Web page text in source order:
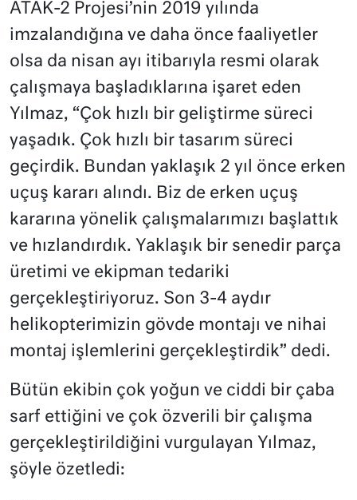
ATAK-2 Projesi’nin 2019 yılında
imzalandığına ve daha önce faaliyetler
olsa da nisan ayı itibarıyla resmi olarak
çalışmaya başladıklarına işaret eden
Yılmaz, “Çok hızlı bir geliştirme süreci
yaşadık. Çok hızlı bir tasarım süreci
geçirdik. Bundan yaklaşık 2 yıl önce erken
uçuş kararı alındı. Biz de erken uçuş
kararına yönelik çalışmalarımızı başlattık
ve hızlandırdık. Yaklaşık bir senedir parça
üretimi ve ekipman tedariki
gerçekleştiriyoruz. Son 3-4 aydır
helikopterimizin gövde montajı ve nihai
montaj işlemlerini gerçekleştirdik” dedi.
Bütün ekibin çok yoğun ve ciddi bir çaba
sarf ettiğini ve çok özverili bir çalışma
gerçekleştirildiğini vurgulayan Yılmaz,
şöyle özetledi: